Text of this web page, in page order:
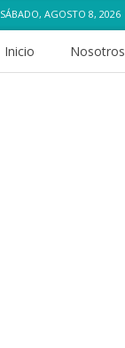
SÁBADO, AGOSTO 8, 2026
Inicio Nosotros